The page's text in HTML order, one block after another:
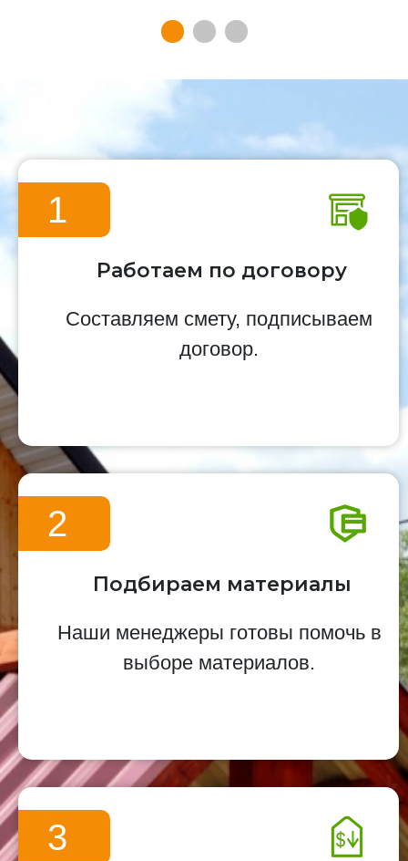
1
Работаем по договору
Составляем смету, подписываем
договор.
2
Подбираем материалы
Наши менеджеры готовы помочь в
выборе материалов.
3